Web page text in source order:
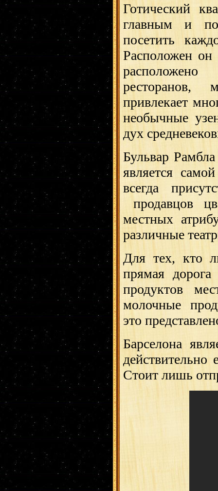
Готический
главным и
посетить
Расположен
ресторанов,
привлекает
необычные
дух
Бульвар
является
всегда
продавцов
местных
различные
Для тех, кто
прямая
продуктов
молочные
это
Барселона
действительно
Стоит лишь